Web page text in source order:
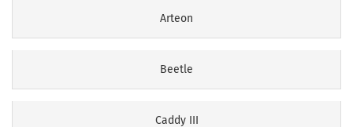
Arteon
Beetle
Caddy III